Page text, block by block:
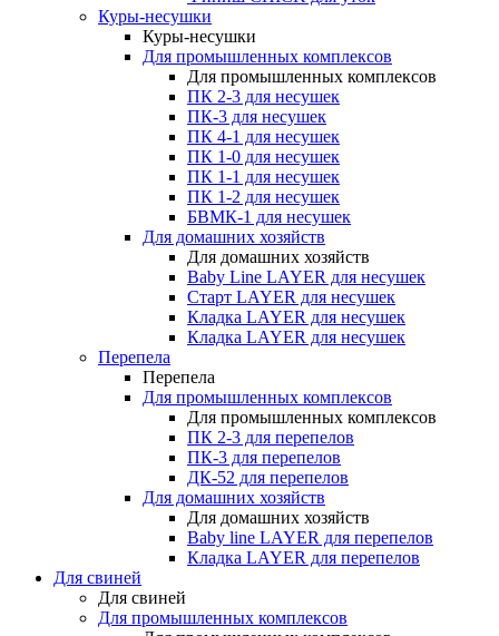
Куры-несушки
Куры-несушки
Для промышленных комплексов
Для промышленных комплексов
ПК 2-3 для несушек
ПК-3 для несушек
ПК 4-1 для несушек
ПК 1-0 для несушек
ПК 1-1 для несушек
ПК 1-2 для несушек
БВМК-1 для несушек
Для домашних хозяйств
Для домашних хозяйств
Baby Line LAYER для несушек
Старт LAYER для несушек
Кладка LAYER для несушек
Кладка LAYER для несушек
Перепела
Перепела
Для промышленных комплексов
Для промышленных комплексов
ПК 2-3 для перепелов
ПК-3 для перепелов
ДК-52 для перепелов
Для домашних хозяйств
Для домашних хозяйств
Baby line LAYER для перепелов
Кладка LAYER для перепелов
Для свиней
Для свиней
Для промышленных комплексов